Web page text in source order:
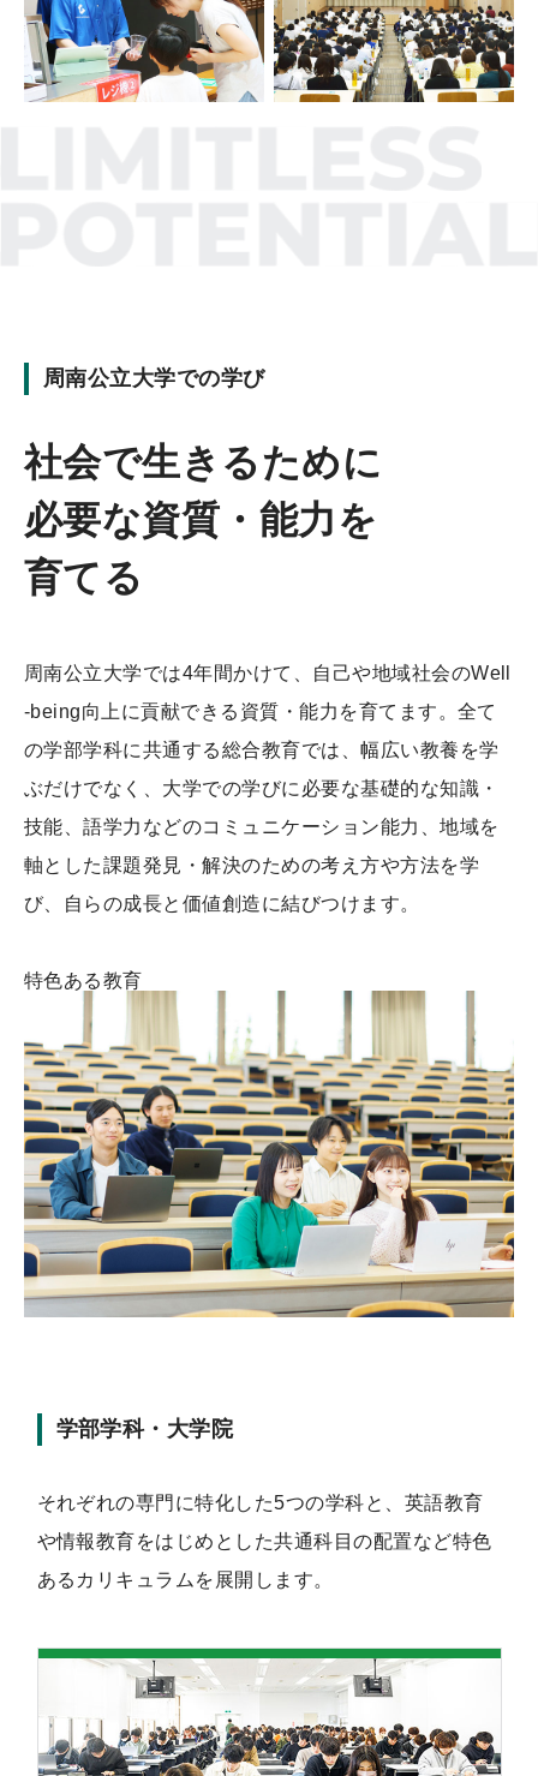
周南公立大学での学び
社会で生きるために
必要な資質・能力を
育てる
周南公立大学では4年間かけて、自己や地域社会のWell
-being向上に貢献できる資質・能力を育てます。全て
の学部学科に共通する総合教育では、幅広い教養を学
ぶだけでなく、大学での学びに必要な基礎的な知識・
技能、語学力などのコミュニケーション能力、地域を
軸とした課題発見・解決のための考え方や方法を学
び、自らの成長と価値創造に結びつけます。
特色ある教育
学部学科・大学院
それぞれの専門に特化した5つの学科と、英語教育
や情報教育をはじめとした共通科目の配置など特色
あるカリキュラムを展開します。